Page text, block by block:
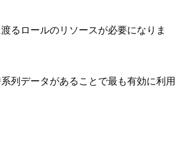
るロールのリソースが必要になりま
列データがあることで最も有効に利用